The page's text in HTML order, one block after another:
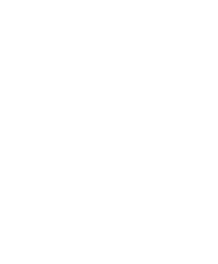
警察的赤
她被他从死人堆里救出来，蓬头垢面
白，我喜欢你，哲学和生物学意义上